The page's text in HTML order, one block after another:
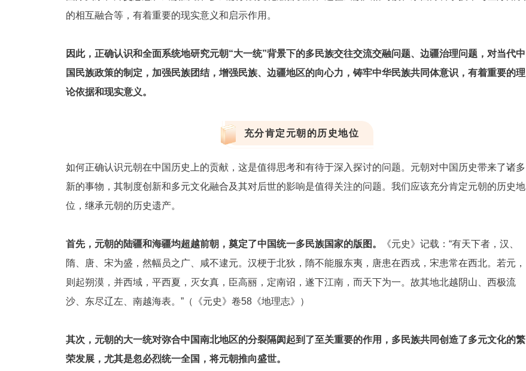
的相互融合等，有着重要的现实意义和启示作用。
因此，正确认识和全面系统地研究元朝“大一统”背景下的多民族交往交流交融问题、边疆治理问题，对当代中
国民族政策的制定，加强民族团结，增强民族、边疆地区的向心力，铸牢中华民族共同体意识，有着重要的理
论依据和现实意义。
充分肯定元朝的历史地位
如何正确认识元朝在中国历史上的贡献，这是值得思考和有待于深入探讨的问题。元朝对中国历史带来了诸多
新的事物，其制度创新和多元文化融合及其对后世的影响是值得关注的问题。我们应该充分肯定元朝的历史地
位，继承元朝的历史遗产。
首先，元朝的陆疆和海疆均超越前朝，奠定了中国统一多民族国家的版图。
《元史》记载：“有天下者，汉、
隋、唐、宋为盛，然幅员之广、咸不逮元。汉梗于北狄，隋不能服东夷，唐患在西戎，宋患常在西北。若元，
则起朔漠，并西域，平西夏，灭女真，臣高丽，定南诏，遂下江南，而天下为一。故其地北越阴山、西极流
沙、东尽辽左、南越海表。”（《元史》卷58《地理志》）
其次，元朝的大一统对弥合中国南北地区的分裂隔阂起到了至关重要的作用，多民族共同创造了多元文化的繁
荣发展，尤其是忽必烈统一全国，将元朝推向盛世。